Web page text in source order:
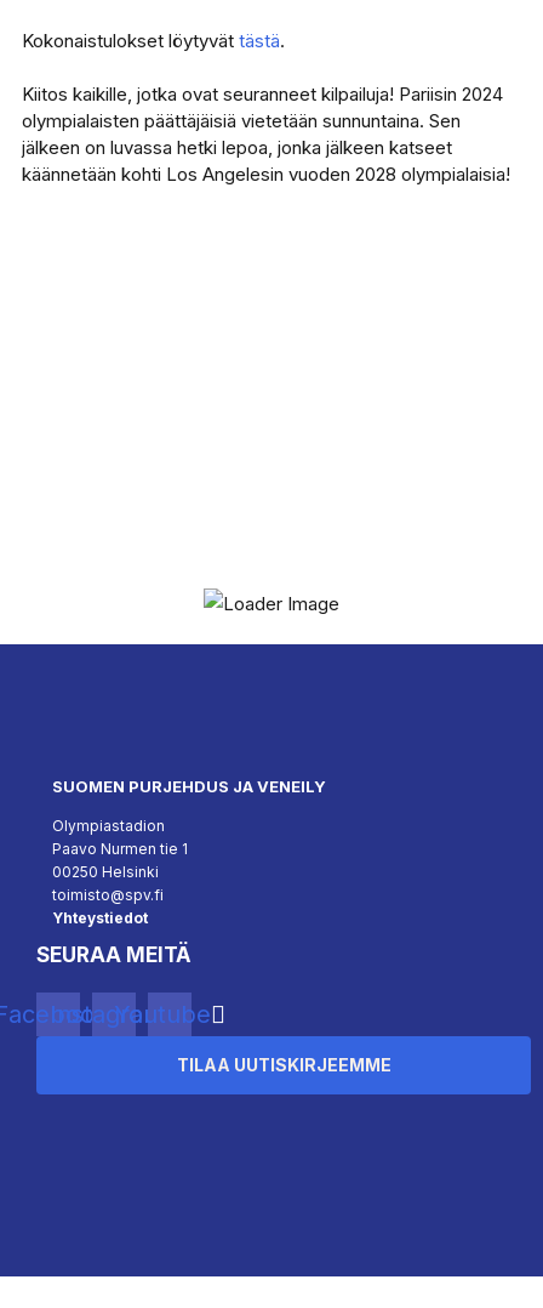
Kokonaistulokset löytyvät tästä.
Kiitos kaikille, jotka ovat seuranneet kilpailuja! Pariisin 2024
olympialaisten päättäjäisiä vietetään sunnuntaina. Sen
jälkeen on luvassa hetki lepoa, jonka jälkeen katseet
käännetään kohti Los Angelesin vuoden 2028 olympialaisia!
SUOMEN PURJEHDUS JA VENEILY
Olympiastadion
Paavo Nurmen tie 1
00250 Helsinki
toimisto@spv.fi
Yhteystiedot
SEURAA MEITÄ
InstagramYoutube
TILAA UUTISKIRJEEMME